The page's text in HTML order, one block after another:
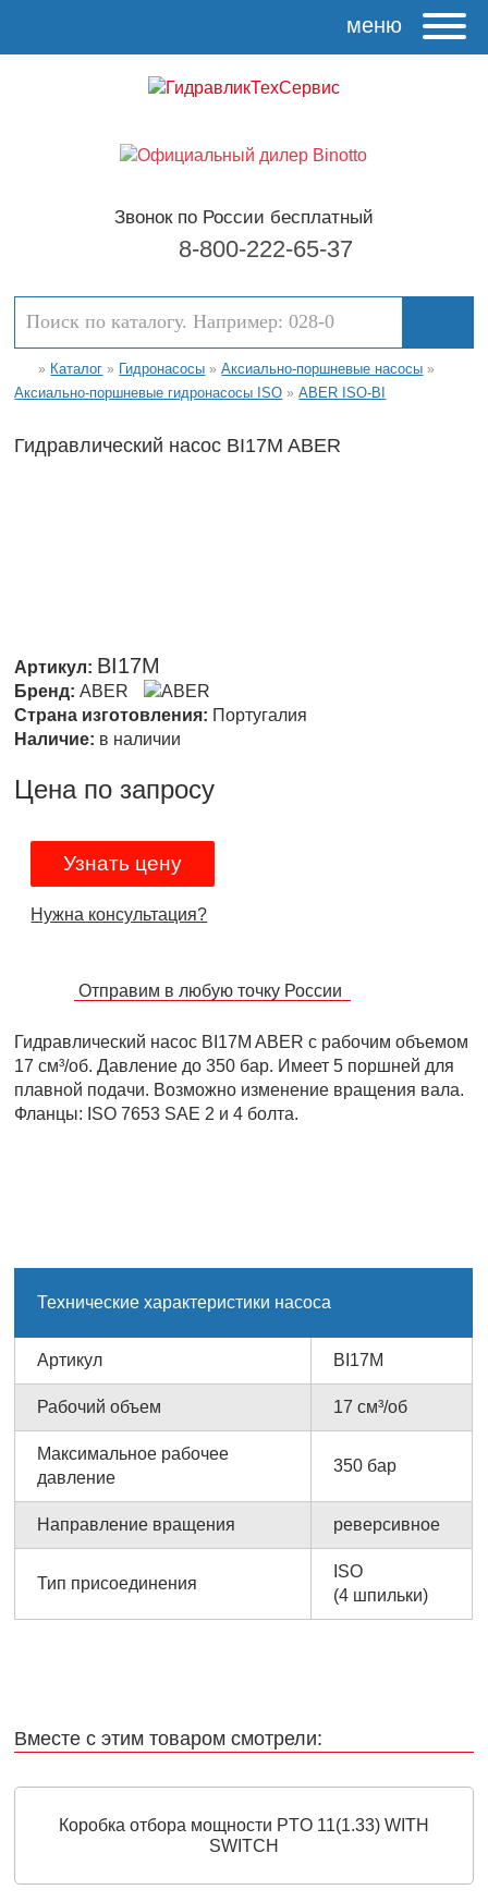
меню
Звонок по России бесплатный
8-800-222-65-37
» Каталог » Гидронасосы » Аксиально-поршневые насосы »
Аксиально-поршневые гидронасосы ISO » ABER ISO-BI
Гидравлический насос BI17M ABER
Артикул: BI17M
Бренд: ABER
Страна изготовления: Португалия
Наличие: в наличии
Цена по запросу
Узнать цену
Нужна консультация?
Отправим в любую точку России
Гидравлический насос BI17M ABER с рабочим объемом
17 см³/об. Давление до 350 бар. Имеет 5 поршней для
плавной подачи. Возможно изменение вращения вала.
Фланцы: ISO 7653 SAE 2 и 4 болта.
Технические характеристики насоса
Артикул BI17M
Рабочий объем 17 см³/об
Максимальное рабочее
давление
350 бар
Направление вращения реверсивное
Тип присоединения
ISO
(4 шпильки)
Вместе с этим товаром смотрели:
Коробка отбора мощности PTO 11(1.33) WITH
SWITCH